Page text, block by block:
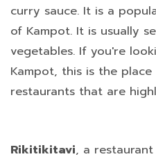
curry sauce. It is a
of Kampot. It is usually
vegetables. If you're
Kampot, this is the
restaurants that are
Rikitikitavi, a